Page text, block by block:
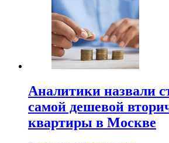
Аналитики назвали
самой дешевой
квартиры в Москве